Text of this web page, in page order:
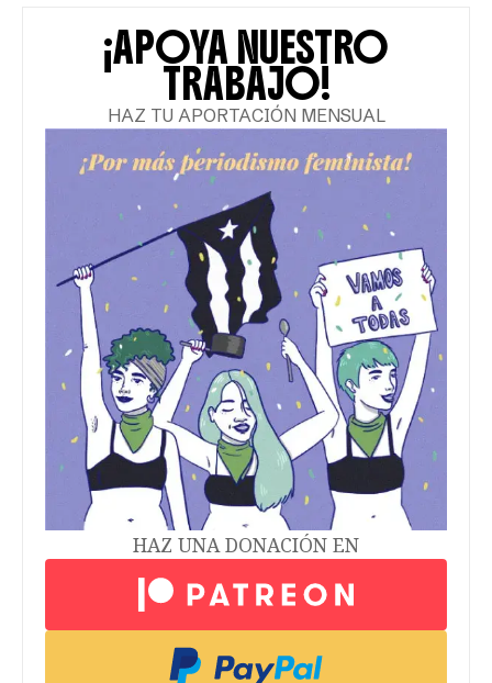
¡APOYA NUESTRO
TRABAJO!
HAZ TU APORTACIÓN MENSUAL
HAZ UNA DONACIÓN EN